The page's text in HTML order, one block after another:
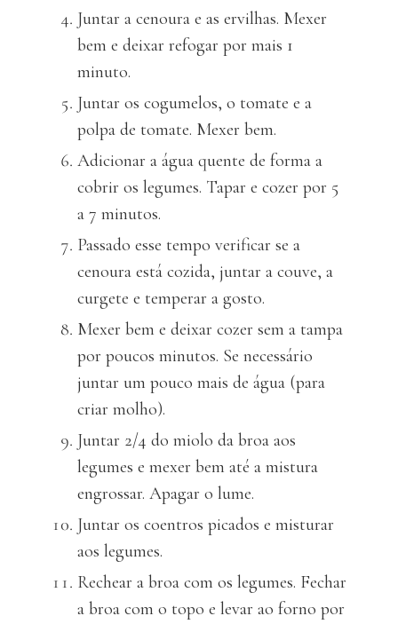
Juntar a cenoura e as ervilhas. Mexer
bem e deixar refogar por mais 1
minuto.
Juntar os cogumelos, o tomate e a
polpa de tomate. Mexer bem.
Adicionar a água quente de forma a
cobrir os legumes. Tapar e cozer por 5
a 7 minutos.
Passado esse tempo verificar se a
cenoura está cozida, juntar a couve, a
curgete e temperar a gosto.
Mexer bem e deixar cozer sem a tampa
por poucos minutos. Se necessário
juntar um pouco mais de água (para
criar molho).
Juntar 2/4 do miolo da broa aos
legumes e mexer bem até a mistura
engrossar. Apagar o lume.
Juntar os coentros picados e misturar
aos legumes.
Rechear a broa com os legumes. Fechar
a broa com o topo e levar ao forno por